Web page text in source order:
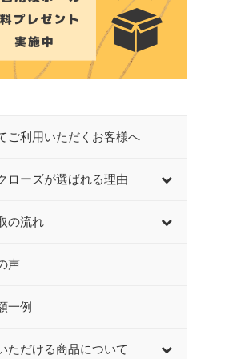
ご利用いただくお客様へ
ローズが選ばれる理由
の流れ
声
一例
ただける商品について